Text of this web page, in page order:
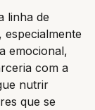
linha de
especialmente
emocional,
com a
nutrir
que se